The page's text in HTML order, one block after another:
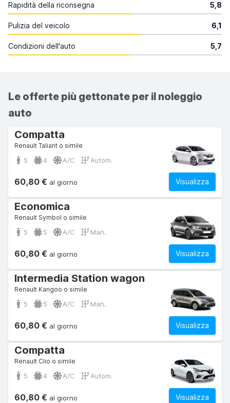
Rapidità della riconsegna 5,8
Pulizia del veicolo 6,1
Condizioni dell'auto 5,7
Le offerte più gettonate per il noleggio
auto
Compatta
Renault Taliant o simile
5 4 A/C Autom.
Visualizza
60,80 € al giorno
Economica
Renault Symbol o simile
5 5 A/C Man.
Visualizza
60,80 € al giorno
Intermedia Station wagon
Renault Kangoo o simile
5 5 A/C Man.
Visualizza
60,80 € al giorno
Compatta
Renault Clio o simile
5 4 A/C Autom.
Visualizza
60,80 € al giorno